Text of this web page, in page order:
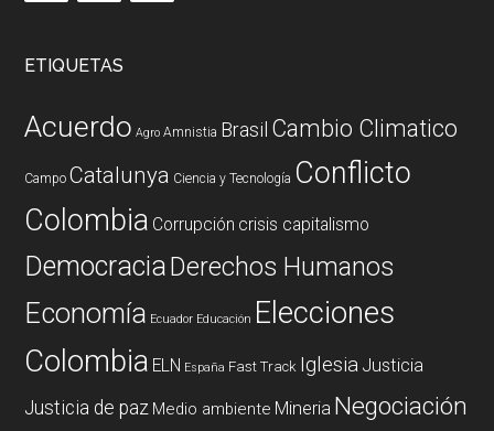
ETIQUETAS
Acuerdo Agro Amnistia Brasil Cambio Climatico
Campo Catalunya Ciencia y Tecnología Conflicto
Colombia Corrupción crisis capitalismo
DemocraciaDerechos Humanos
Economía Ecuador Educación Elecciones
Colombia ELN España Fast Track Iglesia Justicia
Justicia de paz Medio ambiente Mineria Negociación